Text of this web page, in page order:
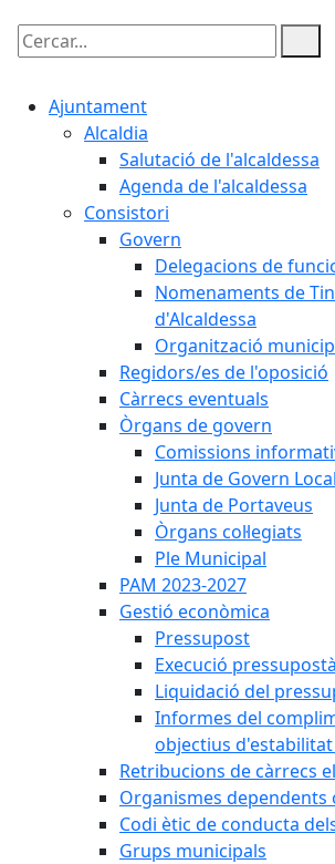
Cercar:
Ajuntament
Alcaldia
Salutació de l'alcaldessa
Agenda de l'alcaldessa
Consistori
Govern
Delegacions de
Nomenaments de
d'Alcaldessa
Organització
Regidors/es de l'oposició
Càrrecs eventuals
Òrgans de govern
Comissions
Junta de Govern Local
Junta de Portaveus
Òrgans col·legiats
Ple Municipal
PAM 2023-2027
Gestió econòmica
Pressupost
Execució
Liquidació del
Informes del
objectius
Retribucions de càrrecs
Organismes dependents
Codi ètic de conducta
Grups municipals